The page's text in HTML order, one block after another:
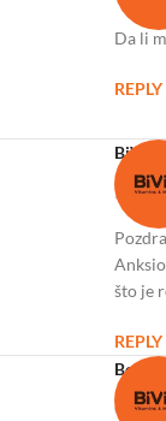
Da li
REPLY
BiVits
27/
što je
REPLY
Boban
02/